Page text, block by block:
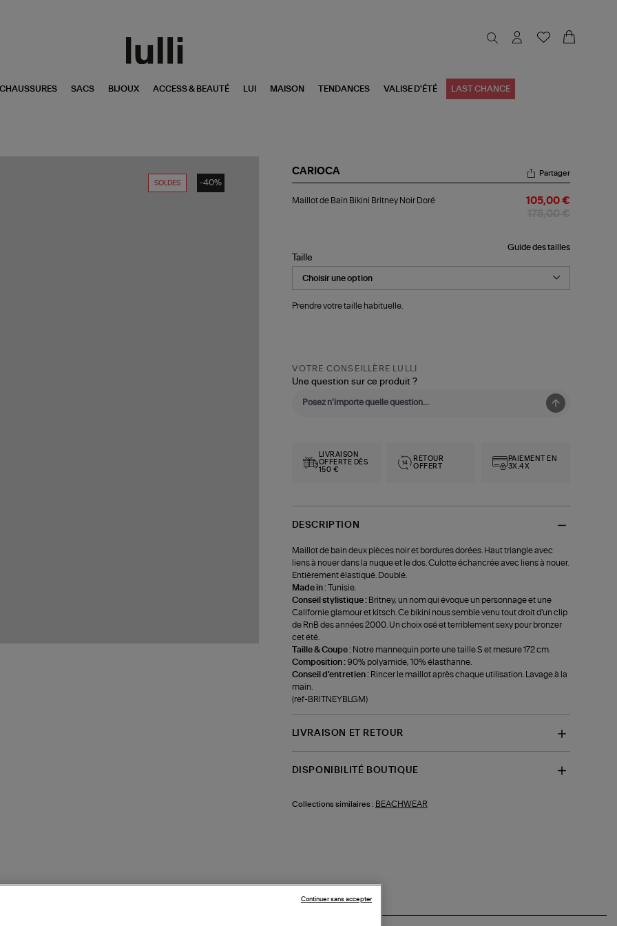
CHAUSSURES SACS BIJOUX ACCESS & BEAUTÉ LUI MAISON TENDANCES VALISE D'ÉTÉ LAST CHANCE
SOLDES -40%
CARIOCA
de
Doré
Partager
Maillot de Bain Bikini Britney Noir Doré 105,00 €
Guide des tailles
Taille
Prendre votre taille habituelle.
VOTRE CONSEILLÈRE LULLI
Une question sur ce produit ?
LIVRAISON
OFFERTE DÈS
150 €
RETOUR
OFFERT
PAIEMENT EN
3X,4X
DESCRIPTION
Maillot de bain deux pièces noir et bordures dorées. Haut triangle avec
liens à nouer dans la nuque et le dos. Culotte échancrée avec liens à nouer.
Entièrement élastiqué. Doublé.
Made in :Tunisie.
Conseil stylistique : Britney, un nom qui évoque un personnage et une
Californie glamour et kitsch. Ce bikini nous semble venu tout droit d'un clip
de RnB des années 2000. Un choix osé et terriblement sexy pour bronzer
cet été.
Taille & Coupe : Notre mannequin porte une taille S et mesure 172 cm.
Composition : 90% polyamide, 10% élasthanne.
Conseil d'entretien : Rincer le maillot après chaque utilisation. Lavage à la
main.
(ref-BRITNEYBLGM)
LIVRAISON ET RETOUR
DISPONIBILITÉ BOUTIQUE
Collections similaires : BEACHWEAR
Continuer sans accepter